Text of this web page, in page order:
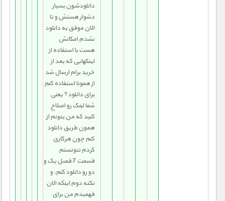
دانلودشون بسیار
دشوار هستش و تا
الان موفق به دانلود
نشدم امکانش
هست با استفاده از
لینکهایی که بعد از
خرید برام ارسال شد
از همونا استفاده کنم
برای دانلود؟ یعنی
شما لبنک رو اصلاح
کنید که من بتونم از
همون طریق دانلود
کنم چون هرکاری
کردم نتونستم
قسمت 7 فصل یک و
دو رو دانلود کنم. و
نکته دوم اینکه الان
فهمیدم من برای